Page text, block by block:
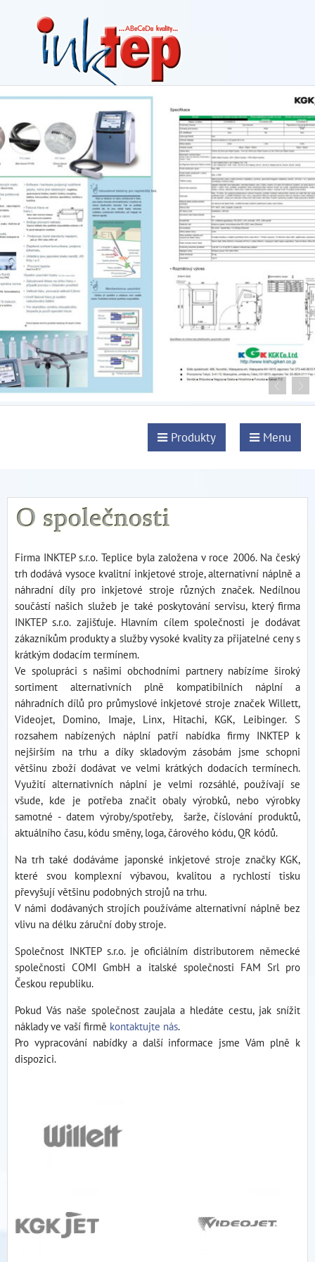
Produkty Menu
Firma INKTEP s.r.o. Teplice byla založena v roce 2006. Na český
trh dodává vysoce kvalitní inkjetové stroje, alternativní náplně a
náhradní díly pro inkjetové stroje různých značek. Nedílnou
součástí našich služeb je také poskytování servisu, který firma
INKTEP s.r.o. zajišťuje. Hlavním cílem společnosti je dodávat
zákazníkům produkty a služby vysoké kvality za přijatelné ceny s
krátkým dodacím termínem.
Ve spolupráci s našimi obchodními partnery nabízíme široký
sortiment alternativních plně kompatibilních náplní a
náhradních dílů pro průmyslové inkjetové stroje značek Willett,
Videojet, Domino, Imaje, Linx, Hitachi, KGK, Leibinger. S
rozsahem nabízených náplní patří nabídka firmy INKTEP k
nejširším na trhu a díky skladovým zásobám jsme schopni
většinu zboží dodávat ve velmi krátkých dodacích termínech.
Využití alternativních náplní je velmi rozsáhlé, používají se
všude, kde je potřeba značit obaly výrobků, nebo výrobky
samotné - datem výroby/spotřeby, šarže, číslování produktů,
aktuálního času, kódu směny, loga, čárového kódu, QR kódů.
Na trh také dodáváme japonské inkjetové stroje značky KGK,
které svou komplexní výbavou, kvalitou a rychlostí tisku
převyšují většinu podobných strojů na trhu.
V námi dodávaných strojích používáme alternativní náplně bez
vlivu na délku záruční doby stroje.
Společnost INKTEP s.r.o. je oficiálním distributorem německé
společnosti COMI GmbH a italské společnosti FAM Srl pro
Českou republiku.
Pokud Vás naše společnost zaujala a hledáte cestu, jak snížit
náklady ve vaší firmě kontaktujte nás.
Pro vypracování nabídky a další informace jsme Vám plně k
dispozici.